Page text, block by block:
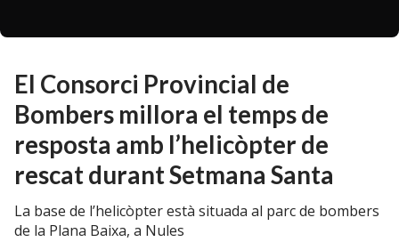
El Consorci Provincial de
Bombers millora el temps de
resposta amb l’helicòpter de
rescat durant Setmana Santa
La base de l’helicòpter està situada al parc de bombers
de la Plana Baixa, a Nules